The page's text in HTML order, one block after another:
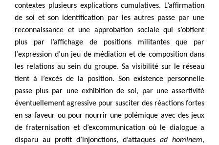
contextes plusieurs explications cumulatives. L’affirmation
de soi et son identification par les autres passe par une
reconnaissance et une approbation sociale qui s’obtient
plus par l’affichage de positions militantes que par
l’expression d’un jeu de médiation et de composition dans
les relations au sein du groupe. Sa visibilité sur le réseau
tient à l’excès de la position. Son existence personnelle
passe plus par une exhibition de soi, par une assertivité
éventuellement agressive pour susciter des réactions fortes
en sa faveur ou pour nourrir une polémique avec des jeux
de fraternisation et d’excommunication où le dialogue a
disparu au profit d’injonctions, d’attaques ad hominem,